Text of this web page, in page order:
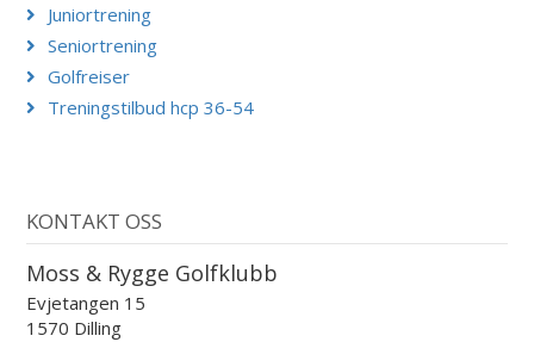
Juniortrening
Seniortrening
Golfreiser
Treningstilbud hcp 36-54
KONTAKT OSS
Moss & Rygge Golfklubb
Evjetangen 15
1570 Dilling